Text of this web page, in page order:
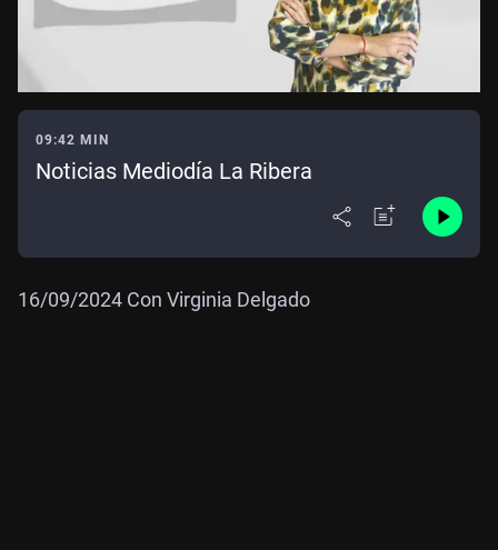
09:42 MIN
Noticias Mediodía La Ribera
16/09/2024 Con Virginia Delgado